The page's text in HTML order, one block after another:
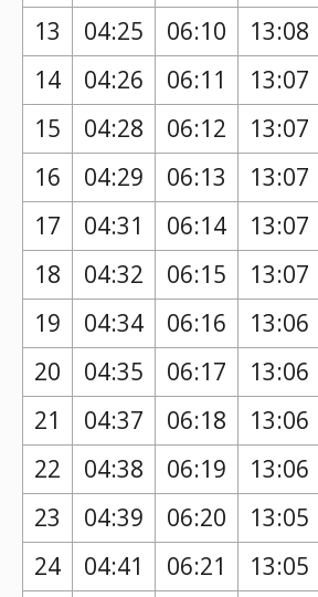
13 04:25 06:10 13:08
14
04:26 06:11 13:07
15
04:28 06:12 13:07
16
04:29 06:13 13:07
17
04:31 06:14 13:07
18
04:32 06:15 13:07
19
04:34 06:16 13:06
20
04:35 06:17 13:06
21
04:37 06:18 13:06
22
04:38 06:19 13:06
23
04:39 06:20 13:05
24
04:41 06:21 13:05